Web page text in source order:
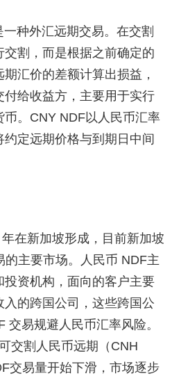
种外汇远期交易。在交割
交割，而是根据之前确定的
汇价的差额计算出损益，
给收益方，主要用于实行
。CNY NDF以人民币汇率
定远期价格与到期日中间
在新加坡形成，目前新加坡
主要市场。人民币 NDF主
资机构，面向的客户主要
的跨国公司，这些跨国公
交易规避人民币汇率风险。
交割人民币远期（CNH
交易量开始下滑，市场逐步